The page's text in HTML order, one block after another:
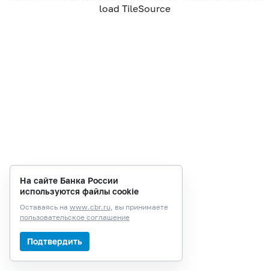
load TileSource
На сайте Банка России
используются файлы cookie
Оставаясь на www.cbr.ru, вы принимаете
пользовательское соглашение
Подтвердить